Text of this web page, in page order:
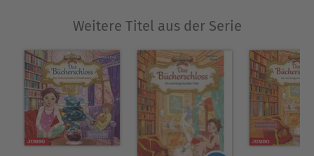
Barbara Rose, geboren 1965, ist
Kinderbuchautorin und Journalistin. Im
Kinderfunk entstanden ihre ersten Geschichten
für Kleine, später wurden Bücher daraus. Sie lebt
mit Mann, vier Kindern und einer wechselden
Tierschar bei Stuttgart.
Ausblenden
Weitere Titel aus der Serie